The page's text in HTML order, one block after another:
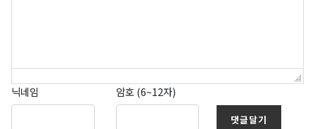
닉네임 암호 (6~12자)
댓글달기